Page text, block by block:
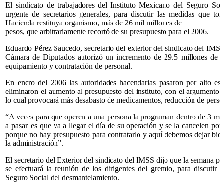
El sindicato de trabajadores del Instituto Mexicano del Seguro
urgente de secretarios generales, para discutir las medidas que
Hacienda restituya organismo, más de 26 mil millones de
pesos, que arbitrariamente recortó de su presupuesto para el 2006.
Eduardo Pérez Saucedo, secretario del exterior del sindicato del
Cámara de Diputados autorizó un incremento de 29.5 millones
equipamiento y contratación de personal.
En enero del 2006 las autoridades hacendarias pasaron por alto
eliminaron el aumento al presupuesto del instituto, con el
lo cual provocará más desabasto de medicamentos, reducción de
“A veces para que operen a una persona la programan dentro de 3
a pasar, es que va a llegar el día de su operación y se la cancelen
porque no hay presupuesto para contratarlo y aquí debemos dejar
la administración”.
El secretario del Exterior del sindicato del IMSS dijo que la semana
se efectuará la reunión de los dirigentes del gremio, para discutir
Seguro Social del desmantelamiento.